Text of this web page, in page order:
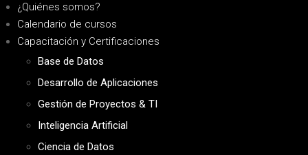
¿Quiénes somos?
Calendario de cursos
Capacitación y Certificaciones
Base de Datos
Desarrollo de Aplicaciones
Gestión de Proyectos & TI
Inteligencia Artificial
Ciencia de Datos